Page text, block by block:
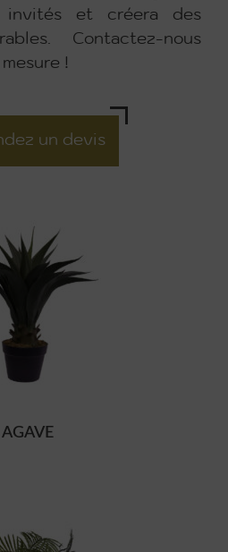
invités et créera des
Contactez-nous
!
un devis
AGAVE